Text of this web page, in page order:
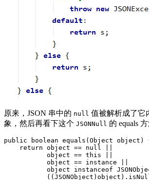
原来，JSON 串中的 null 值被解析成了它
象，然后再看下这个 JSONNull 的 equals
public boolean equals(Object object)
    return object == null ||
           object == this ||
           object == instance ||
object instanceof